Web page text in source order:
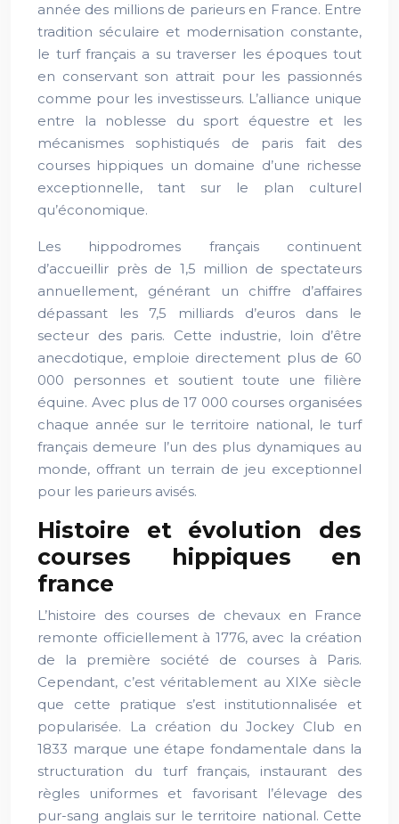
année des millions de parieurs en France. Entre
tradition séculaire et modernisation constante,
le turf français a su traverser les époques tout
en conservant son attrait pour les passionnés
comme pour les investisseurs. L’alliance unique
entre la noblesse du sport équestre et les
mécanismes sophistiqués de paris fait des
courses hippiques un domaine d’une richesse
exceptionnelle, tant sur le plan culturel
qu’économique.
Les hippodromes français continuent
d’accueillir près de 1,5 million de spectateurs
annuellement, générant un chiffre d’affaires
dépassant les 7,5 milliards d’euros dans le
secteur des paris. Cette industrie, loin d’être
anecdotique, emploie directement plus de 60
000 personnes et soutient toute une filière
équine. Avec plus de 17 000 courses organisées
chaque année sur le territoire national, le turf
français demeure l’un des plus dynamiques au
monde, offrant un terrain de jeu exceptionnel
pour les parieurs avisés.
Histoire et évolution des
courses hippiques en
france
L’histoire des courses de chevaux en France
remonte officiellement à 1776, avec la création
de la première société de courses à Paris.
Cependant, c’est véritablement au XIXe siècle
que cette pratique s’est institutionnalisée et
popularisée. La création du Jockey Club en
1833 marque une étape fondamentale dans la
structuration du turf français, instaurant des
règles uniformes et favorisant l’élevage des
pur-sang anglais sur le territoire national. Cette